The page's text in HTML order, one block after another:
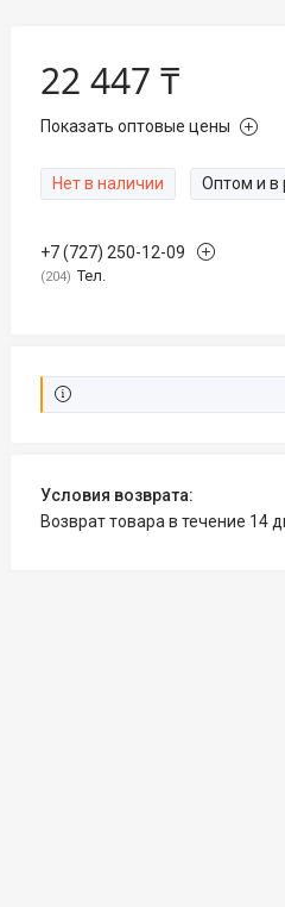
22 447 ₸
Показать оптовые цены
Нет в наличии Оптом и в
+7 (727) 250-12-09
204 Тел.
возврат товара в течение 14